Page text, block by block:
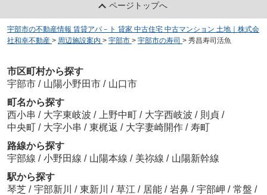
ページトップへ
宇部市の不動産情報 賃貸アパ－ト 貸家 中古住宅 中古マンション 土地｜株式会
社和幸不動産 > 周辺施設案内 > 宇部市 > 宇部市の寿司 > 秀昌寿司活魚
市区町村から探す
宇部市 / 山陽小野田市 / 山口市
町名から探す
西小串 / 大字東岐波 / 上野中町 / 大字西岐波 / 則貞 /
中央町 / 大字小串 / 東梶返 / 大字妻崎開作 / 寿町
路線から探す
宇部線 / 小野田線 / 山陽本線 / 美祢線 / 山陽新幹線
駅から探す
琴芝 / 宇部新川 / 東新川 / 草江 / 居能 / 岩鼻 / 宇部岬 / 常盤 /